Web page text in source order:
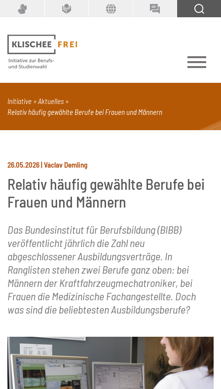
Suchbegriff
PDF Seite mit Video Alle Dokumenttypen
Initiative
Aktuelles
Relativ häufig gewählte Berufe bei Frauen und Männern
26.05.2026 | Václav Demling
Relativ häufig gewählte Berufe bei
Frauen und Männern
Das Bundesinstitut für Berufsbildung (BIBB)
veröffentlicht jährlich die Zahl neu
abgeschlossener Ausbildungsverträge. In
Ranglisten stehen zwei Berufe ganz oben: bei
Männern der Kraftfahrzeugmechatroniker, bei
Frauen die Medizinische Fachangestellte. Doch
was sind die beliebtesten Ausbildungsberufe?